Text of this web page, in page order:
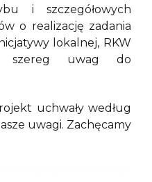
i szczegółowych
o realizację zadania
lokalnej, RKW
szereg uwag do
uchwały według
uwagi. Zachęcamy